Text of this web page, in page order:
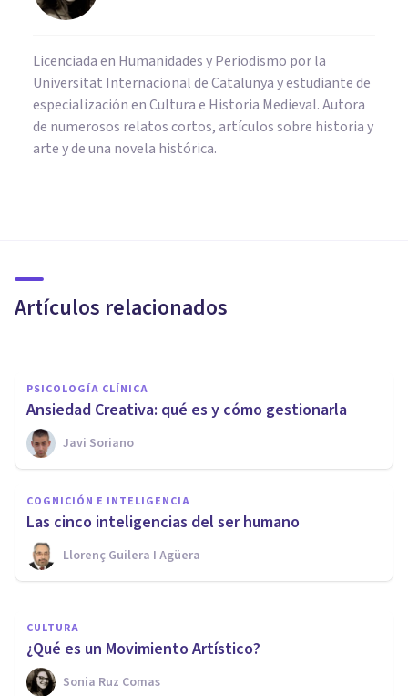
Licenciada en Humanidades y Periodismo por la
Universitat Internacional de Catalunya y estudiante de
especialización en Cultura e Historia Medieval. Autora
de numerosos relatos cortos, artículos sobre historia y
arte y de una novela histórica.
Artículos relacionados
(explicados)
PSICOLOGÍA CLÍNICA
Ansiedad Creativa: qué es y cómo gestionarla
Javi Soriano
COGNICIÓN E INTELIGENCIA
Las cinco inteligencias del ser humano
Llorenç Guilera I Agüera
FRASES Y REFLEXIONES
Las 125 frases más famosas de
la historia de la humanidad
Juan Armando Corbin
CULTURA
¿Qué es un Movimiento Artístico?
Sonia Ruz Comas